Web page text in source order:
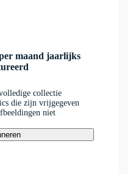
maand jaarlijks
collectie
die zijn vrijgegeven
niet